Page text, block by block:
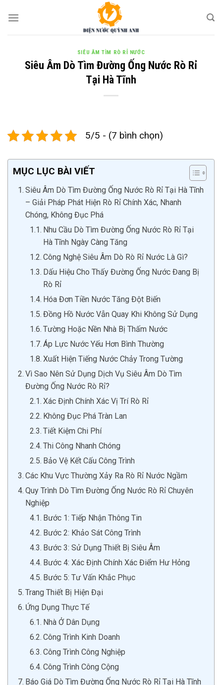
SIÊU ÂM TÌM RÒ RỈ NƯỚC
Siêu Âm Dò Tìm Đường Ống Nước Rò Rỉ
Tại Hà Tĩnh
5/5 - (7 bình chọn)
MỤC LỤC BÀI VIẾT
Siêu Âm Dò Tìm Đường Ống Nước Rò Rỉ Tại Hà Tĩnh
– Giải Pháp Phát Hiện Rò Rỉ Chính Xác, Nhanh
Chóng, Không Đục Phá
Nhu Cầu Dò Tìm Đường Ống Nước Rò Rỉ Tại
Hà Tĩnh Ngày Càng Tăng
Công Nghệ Siêu Âm Dò Rò Rỉ Nước Là Gì?
Dấu Hiệu Cho Thấy Đường Ống Nước Đang Bị
Rò Rỉ
Hóa Đơn Tiền Nước Tăng Đột Biến
Đồng Hồ Nước Vẫn Quay Khi Không Sử Dụng
Tường Hoặc Nền Nhà Bị Thấm Nước
Áp Lực Nước Yếu Hơn Bình Thường
Xuất Hiện Tiếng Nước Chảy Trong Tường
Vì Sao Nên Sử Dụng Dịch Vụ Siêu Âm Dò Tìm
Đường Ống Nước Rò Rỉ?
Xác Định Chính Xác Vị Trí Rò Rỉ
Không Đục Phá Tràn Lan
Tiết Kiệm Chi Phí
Thi Công Nhanh Chóng
Bảo Vệ Kết Cấu Công Trình
Các Khu Vực Thường Xảy Ra Rò Rỉ Nước Ngầm
Quy Trình Dò Tìm Đường Ống Nước Rò Rỉ Chuyên
Nghiệp
Bước 1: Tiếp Nhận Thông Tin
Bước 2: Khảo Sát Công Trình
Bước 3: Sử Dụng Thiết Bị Siêu Âm
Bước 4: Xác Định Chính Xác Điểm Hư Hỏng
Bước 5: Tư Vấn Khắc Phục
Trang Thiết Bị Hiện Đại
Ứng Dụng Thực Tế
Nhà Ở Dân Dụng
Công Trình Kinh Doanh
Công Trình Công Nghiệp
Công Trình Công Cộng
Báo Giá Dò Tìm Đường Ống Nước Rò Rỉ Tại Hà Tĩnh